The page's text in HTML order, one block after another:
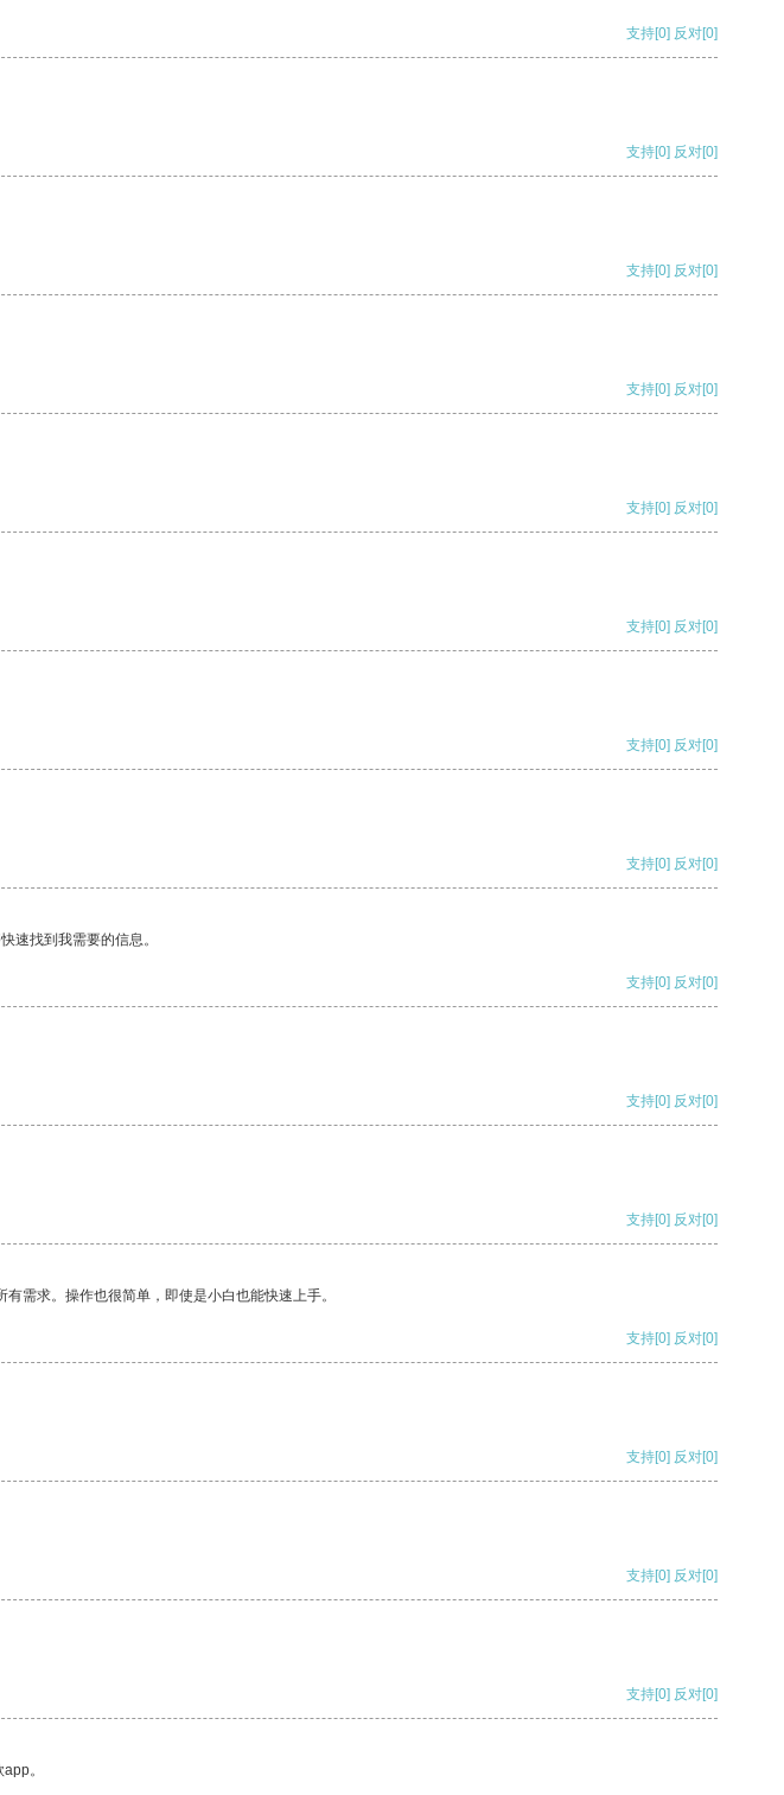
支持[0] 反对[0]
支持[0] 反对[0]
支持[0] 反对[0]
支持[0] 反对[0]
支持[0] 反对[0]
支持[0] 反对[0]
支持[0] 反对[0]
支持[0] 反对[0]
速找到我需要的信息。
支持[0] 反对[0]
支持[0] 反对[0]
支持[0] 反对[0]
需求。操作也很简单，即使是小白也能快速上手。
支持[0] 反对[0]
支持[0] 反对[0]
支持[0] 反对[0]
支持[0] 反对[0]
。